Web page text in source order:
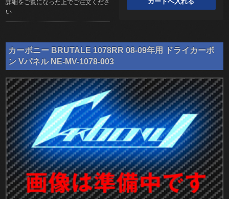
詳細をご覧になった上でご注文くださ
い
カーボニー BRUTALE 1078RR 08-09年用 ドライカーボ
ン Vパネル NE-MV-1078-003